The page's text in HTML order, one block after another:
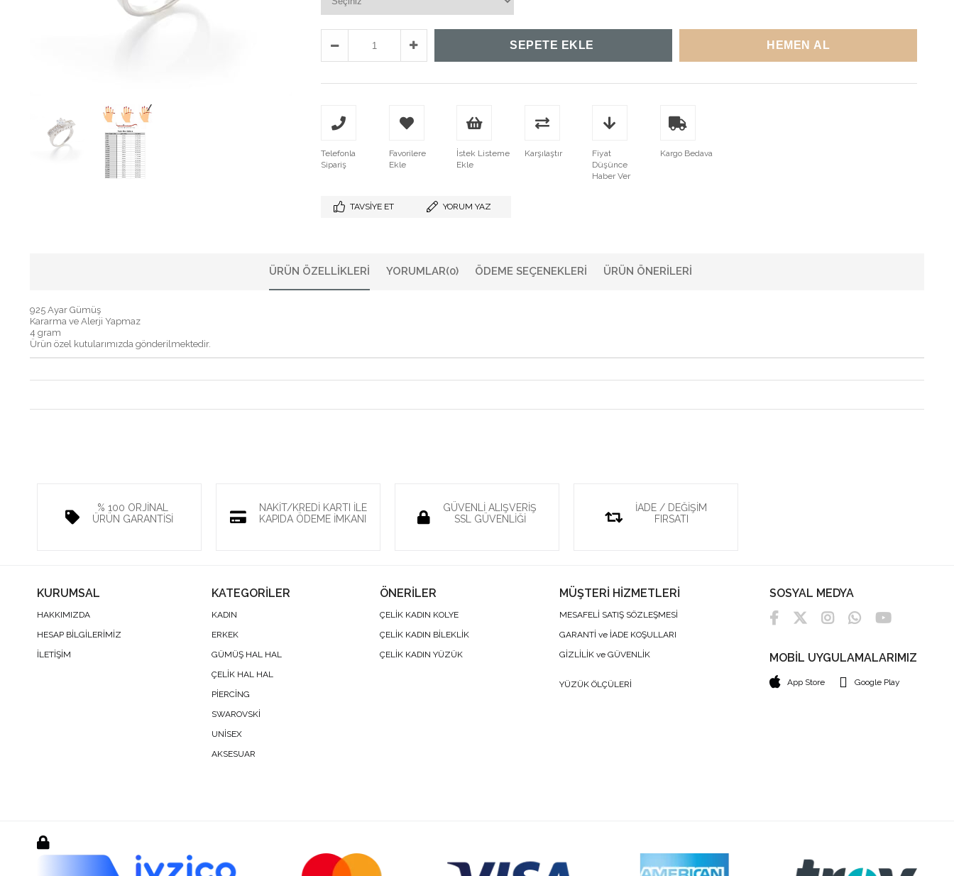
Telefonla
Sipariş
Favorilere
Ekle
İstek Listeme
Ekle
Karşılaştır
Fiyat
Düşünce
Haber Ver
Kargo Bedava
TAVSIYE ET YORUM YAZ
ÜRÜN ÖZELLIKLERI YORUMLAR(0) ÖDEME SEÇENEKLERI ÜRÜN ÖNERILERI
925 Ayar Gümüş
Kararma ve Alerji Yapmaz
4 gram
Ürün özel kutularımızda gönderilmektedir.
% 100 ORJİNAL
ÜRÜN GARANTİSİ
NAKİT/KREDİ KARTI İLE
KAPIDA ÖDEME İMKANI
GÜVENLİ ALIŞVERİŞ
SSL GÜVENLİĞİ
İADE / DEĞİŞİM
FIRSATI
KURUMSAL
HAKKIMIZDA
HESAP BİLGİLERİMİZ
İLETİŞİM
KATEGORİLER
KADIN
ERKEK
GÜMÜŞ HAL HAL
ÇELİK HAL HAL
PİERCİNG
SWAROVSKİ
UNİSEX
AKSESUAR
ÖNERİLER
ÇELİK KADIN KOLYE
ÇELİK KADIN BİLEKLİK
ÇELİK KADIN YÜZÜK
MÜŞTERİ HİZMETLERİ
MESAFELİ SATIŞ SÖZLEŞMESİ
GARANTİ ve İADE KOŞULLARI
GİZLİLİK ve GÜVENLİK
YÜZÜK ÖLÇÜLERİ
SOSYAL MEDYA
MOBİL UYGULAMALARIMIZ
App Store Google Play